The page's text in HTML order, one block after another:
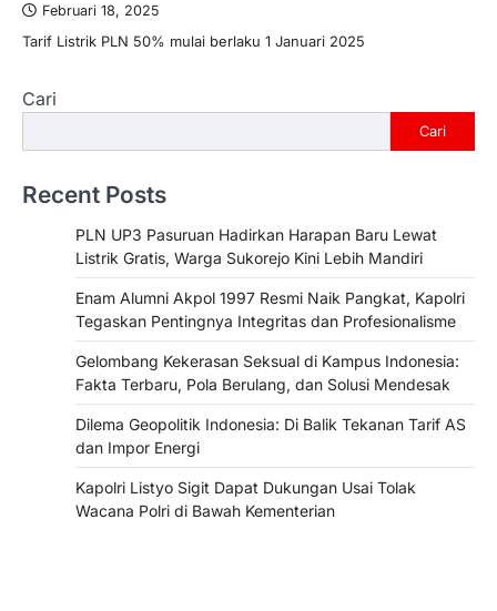
Februari 18, 2025
Tarif Listrik PLN 50% mulai berlaku 1 Januari 2025
Cari
Cari
Recent Posts
PLN UP3 Pasuruan Hadirkan Harapan Baru Lewat
Listrik Gratis, Warga Sukorejo Kini Lebih Mandiri
Enam Alumni Akpol 1997 Resmi Naik Pangkat, Kapolri
Tegaskan Pentingnya Integritas dan Profesionalisme
Gelombang Kekerasan Seksual di Kampus Indonesia:
Fakta Terbaru, Pola Berulang, dan Solusi Mendesak
Dilema Geopolitik Indonesia: Di Balik Tekanan Tarif AS
dan Impor Energi
Kapolri Listyo Sigit Dapat Dukungan Usai Tolak
Wacana Polri di Bawah Kementerian